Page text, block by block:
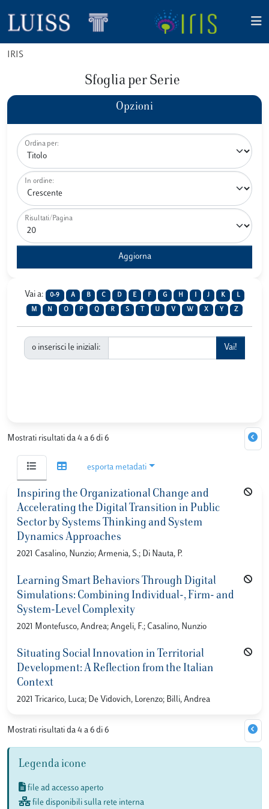
IRIS
Sfoglia per Serie
Opzioni
Ordina per:
In ordine:
Risultati/Pagina
Vai a: 0-9 A B C D E F G H J K L
M N O P Q R S U V W X Y Z
o inserisci le iniziali:
Mostrati risultati da 4 a 6 di 6
esporta metadati
Inspiring the Organizational Change and
Accelerating the Digital Transition in Public
Sector by Systems Thinking and System
Dynamics Approaches
2021 Casalino, Nunzio; Armenia, S.; Di Nauta, P.
Learning Smart Behaviors Through Digital
Simulations: Combining Individual-, Firm- and
System-Level Complexity
2021 Montefusco, Andrea; Angeli, F.; Casalino, Nunzio
Situating Social Innovation in Territorial
Development: A Reflection from the Italian
Context
2021 Tricarico, Luca; De Vidovich, Lorenzo; Billi, Andrea
Mostrati risultati da 4 a 6 di 6
Legenda icone
file ad accesso aperto
file disponibili sulla rete interna